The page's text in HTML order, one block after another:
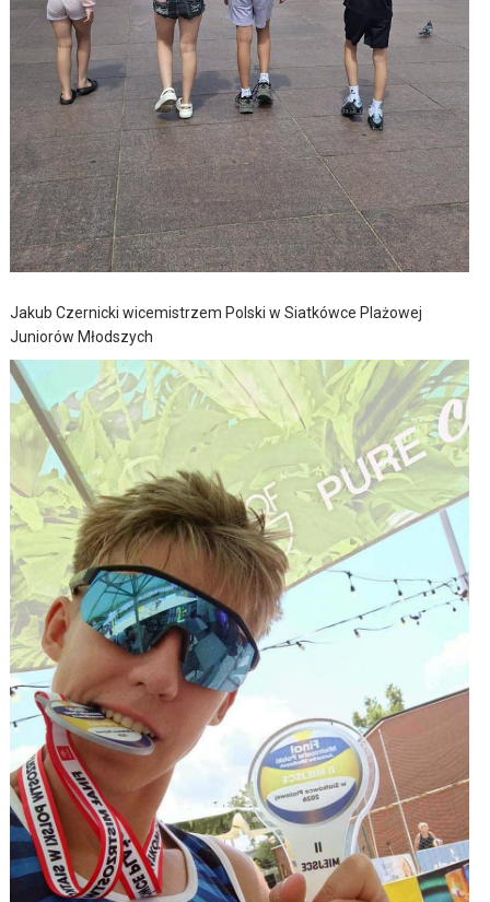
Jakub Czernicki wicemistrzem Polski w Siatkówce Plażowej
Juniorów Młodszych